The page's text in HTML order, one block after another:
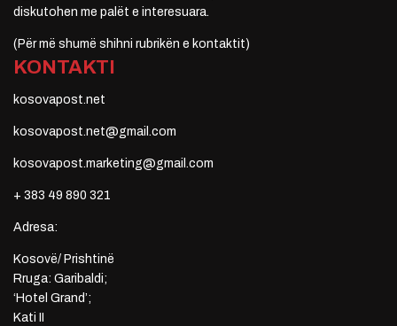
diskutohen me palët e interesuara.
(Për më shumë shihni rubrikën e kontaktit)
KONTAKTI
kosovapost.net
kosovapost.net@gmail.com
kosovapost.marketing@gmail.com
+ 383 49 890 321
Adresa:
Kosovë/ Prishtinë
Rruga: Garibaldi;
‘Hotel Grand’;
Kati II